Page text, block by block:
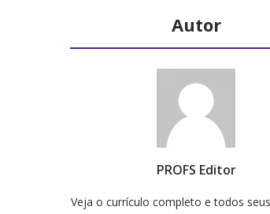
Autor
PROFS Editor
Veja o currículo completo e todos